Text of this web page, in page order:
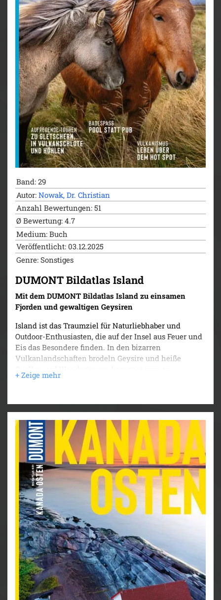
bekannte Lutherstätten, herausragende
Gourmetrestaurants und kreativ genutzte
Industriebrachen
Mitteldeutschland natürlich: Tipps für
umweltfreundliche Unternehmungen und
Ausflüge ins Grüne
Urlaub erinnern: Inspirationen für besondere
Mitbringsel und Eindrücke
DUMONT Zur Sache: Besonderheiten und
Kontroverses kritisch betrachtet
Mitteldeutschland in fantastischen Bildern:
Eintauchen und Erleben schon vor der Reise
Leipzig und die Ottostadt Magdeburg bietet viele
Möglichkeiten, etwas Besonderes zu erleben. Der
DUMONT Bildatlas hält die besten Ideen für Ihre Reise
durch Mitteldeutschland bereit. Locker geschriebene
Texte lassen die verschiedenen Städte lebendig
werden. Die spektakuläre Bildfülle lädt vor, während
und nach der Reise zum Blättern und Schmökern ein.
Für den schnellen Überblick finden Sie die
jedes Kapitels. Lassen Sie sich zu Ihrem nächsten
Urlaubs- oder Ausflugsziel inspirieren – mit
DUMONT bringen Sie nicht nur Souvenirs nach
Hause, sondern eine Schatzkiste voller Erinnerungen,
die noch lange nachhallen!
Band: 29
Autor: Nowak, Dr. Christian
Anzahl Bewertungen: 51
Ø Bewertung: 4.7
Medium: Buch
Veröffentlicht: 03.12.2025
Genre: Sonstiges
DUMONT Bildatlas Island
Mit dem DUMONT Bildatlas Island zu einsamen
Fjorden und gewaltigen Geysiren
Island ist das Traumziel für Naturliebhaber und
Outdoor-Enthusiasten, die auf der Insel aus Feuer und
Eis das Besondere finden. In den bizarren
Vulkanlandschaften brodeln Geysire und heiße
manchen Tagen keiner Menschenseele und dafür
den bunten Küstenorten zu. Allein Reykjavík, die
quirlige Metropole mit Kleinstadtflair und regem
Kulturleben, ist jede Reise wert. Mit dem DUMONT
Bildatlas finden Sie die sehenswertesten Orte der
Region und können sich mit vielen einmaligen
Bildern schon vor Ihrem Urlaub in die Ferne träumen.
– Das Beste erleben: die Top-Ziele Islands auf einen
Blick
– Unsere Favoriten: besondere Ausflugsziele zu
verschiedenen Themen
– Für die Reiseplanung: Drei Touren durch Island
– Urlaubserinnerungen: schöne Mitbringsel,
Erlebnisse und Erfahrungen, die Ihre Reise
unvergesslich machen
– DUMONT Zur Sache: ein kritischer Blick auf typisch